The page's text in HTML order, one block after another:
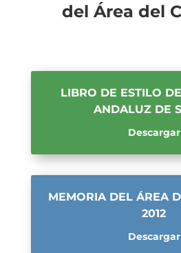
del Área del
LIBRO DE ESTILO
ANDALUZ DE
Descargar
MEMORIA DEL ÁREA
2012
Descargar